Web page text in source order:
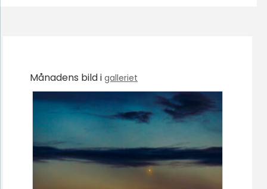
Månadens bild i galleriet